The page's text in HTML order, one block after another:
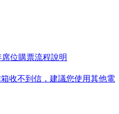
位購票流程說明
箱收不到信，建議您使用其他電